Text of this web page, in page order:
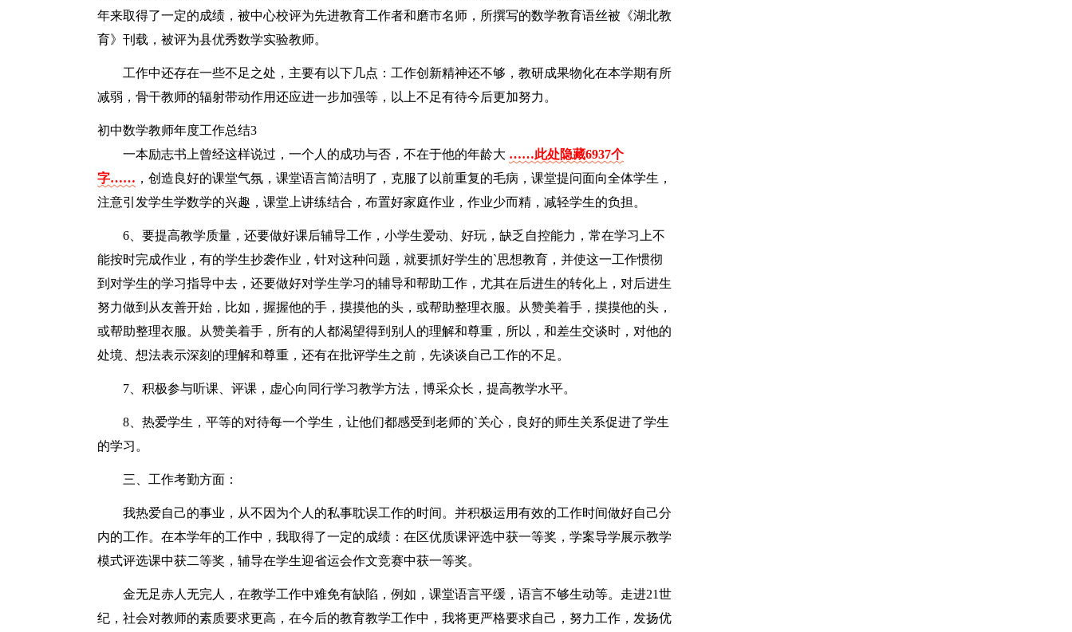
年来取得了一定的成绩，被中心校评为先进教育工作者和磨市名师，所撰写的数学教育语丝被《湖北教
育》刊载，被评为县优秀数学实验教师。
工作中还存在一些不足之处，主要有以下几点：工作创新精神还不够，教研成果物化在本学期有所
减弱，骨干教师的辐射带动作用还应进一步加强等，以上不足有待今后更加努力。
初中数学教师年度工作总结3
一本励志书上曾经这样说过，一个人的成功与否，不在于他的年龄大 ……此处隐藏6937个
字…… ，创造良好的课堂气氛，课堂语言简洁明了，克服了以前重复的毛病，课堂提问面向全体学生，
注意引发学生学数学的兴趣，课堂上讲练结合，布置好家庭作业，作业少而精，减轻学生的负担。
6、要提高教学质量，还要做好课后辅导工作，小学生爱动、好玩，缺乏自控能力，常在学习上不
能按时完成作业，有的学生抄袭作业，针对这种问题，就要抓好学生的`思想教育，并使这一工作惯彻
到对学生的学习指导中去，还要做好对学生学习的辅导和帮助工作，尤其在后进生的转化上，对后进生
努力做到从友善开始，比如，握握他的手，摸摸他的头，或帮助整理衣服。从赞美着手，摸摸他的头，
或帮助整理衣服。从赞美着手，所有的人都渴望得到别人的理解和尊重，所以，和差生交谈时，对他的
处境、想法表示深刻的理解和尊重，还有在批评学生之前，先谈谈自己工作的不足。
7、积极参与听课、评课，虚心向同行学习教学方法，博采众长，提高教学水平。
8、热爱学生，平等的对待每一个学生，让他们都感受到老师的`关心，良好的师生关系促进了学生
的学习。
三、工作考勤方面：
我热爱自己的事业，从不因为个人的私事耽误工作的时间。并积极运用有效的工作时间做好自己分
内的工作。在本学年的工作中，我取得了一定的成绩：在区优质课评选中获一等奖，学案导学展示教学
模式评选课中获二等奖，辅导在学生迎省运会作文竞赛中获一等奖。
金无足赤人无完人，在教学工作中难免有缺陷，例如，课堂语言平缓，语言不够生动等。走进21世
纪，社会对教师的素质要求更高，在今后的教育教学工作中，我将更严格要求自己，努力工作，发扬优